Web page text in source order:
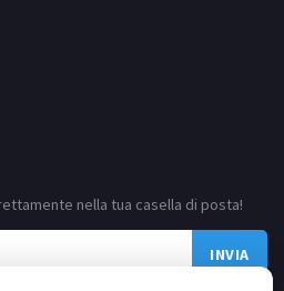
nella tua casella di posta!